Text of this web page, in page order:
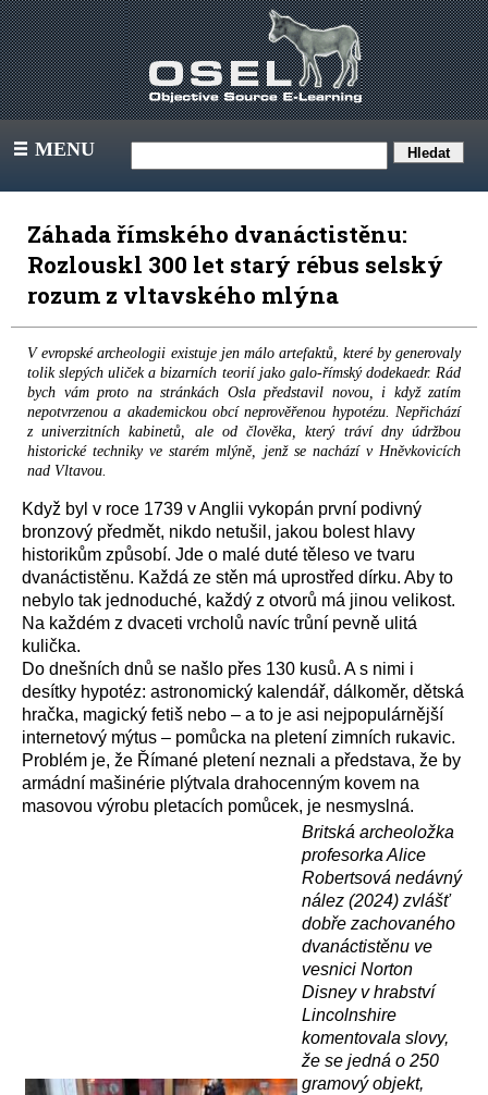
III MENU
Záhada římského dvanáctistěnu:
Rozlouskl 300 let starý rébus selský
rozum z vltavského mlýna
V evropské archeologii existuje jen málo artefaktů, které by generovaly
tolik slepých uliček a bizarních teorií jako galo-římský dodekaedr. Rád
bych vám proto na stránkách Osla představil novou, i když zatím
nepotvrzenou a akademickou obcí neprověřenou hypotézu. Nepřichází
z univerzitních kabinetů, ale od člověka, který tráví dny údržbou
historické techniky ve starém mlýně, jenž se nachází v Hněvkovicích
nad Vltavou.
Když byl v roce 1739 v Anglii vykopán první podivný
bronzový předmět, nikdo netušil, jakou bolest hlavy
historikům způsobí. Jde o malé duté těleso ve tvaru
dvanáctistěnu. Každá ze stěn má uprostřed dírku. Aby to
nebylo tak jednoduché, každý z otvorů má jinou velikost.
Na každém z dvaceti vrcholů navíc trůní pevně ulitá
kulička.
Do dnešních dnů se našlo přes 130 kusů. A s nimi i
desítky hypotéz: astronomický kalendář, dálkoměr, dětská
hračka, magický fetiš nebo – a to je asi nejpopulárnější
internetový mýtus – pomůcka na pletení zimních rukavic.
Problém je, že Římané pletení neznali a představa, že by
armádní mašinérie plýtvala drahocenným kovem na
masovou výrobu pletacích pomůcek, je nesmyslná.
Britská archeoložka
profesorka Alice
Robertsová nedávný
nález (2024) zvlášť
dobře zachovaného
dvanáctistěnu ve
vesnici Norton
Disney v hrabství
Lincolnshire
komentovala slovy,
že se jedná o 250
gramový objekt,